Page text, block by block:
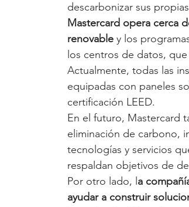
descarbonizar sus
Mastercard opera cerca
renovable y los
los centros de datos,
Actualmente, todas las
equipadas con paneles
certificación LEED.
En el futuro, Mastercard
eliminación de carbono,
tecnologías y servicios
respaldan objetivos de
Por otro lado, l a
ayudar a construir